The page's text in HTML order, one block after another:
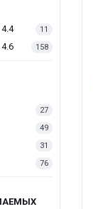
4.4 11
4.6 158
27
49
31
76